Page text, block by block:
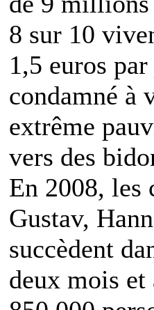
8 sur 10
1,5 euros
condamné à
extrême
vers des
En 2008, les
Gustav,
succèdent
deux mois et